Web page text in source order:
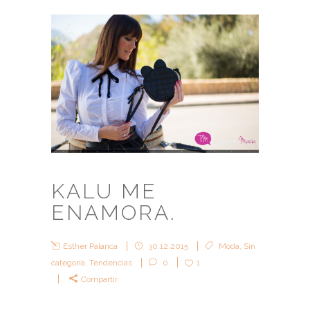
KALU ME
ENAMORA.
Esther Palanca 30.12.2015 Moda, Sin
categoría, Tendencias 0
1
Compartir